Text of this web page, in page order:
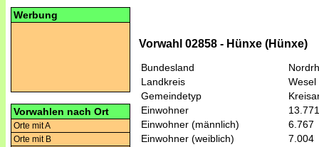
Werbung
Vorwahlen nach Ort
Orte mit A
Orte mit B
Vorwahl 02858 - Hünxe (Hünxe)
Bundesland
Landkreis
Wesel
Gemeindetyp
Einwohner
13.771
Einwohner (männlich)
6.767
Einwohner (weiblich)
7.004